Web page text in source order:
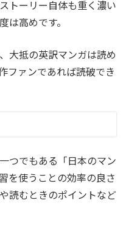
トーリー自体も重く濃い
は高めです。
大抵の英訳マンガは読め
ファンであれば読破でき
つでもある「日本のマン
を使うことの効率の良さ
読むときのポイントなど